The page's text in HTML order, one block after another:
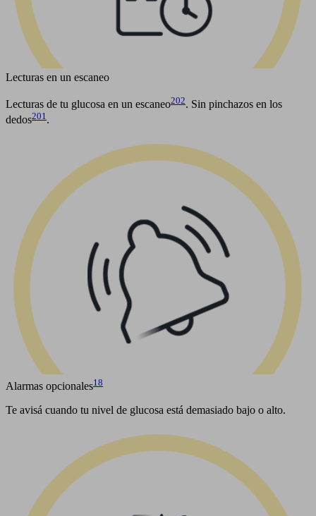
Lecturas en un escaneo
Lecturas de tu glucosa en un escaneo202. Sin pinchazos en los
dedos201 .
Alarmas opcionales18
Te avisá cuando tu nivel de glucosa está demasiado bajo o alto.